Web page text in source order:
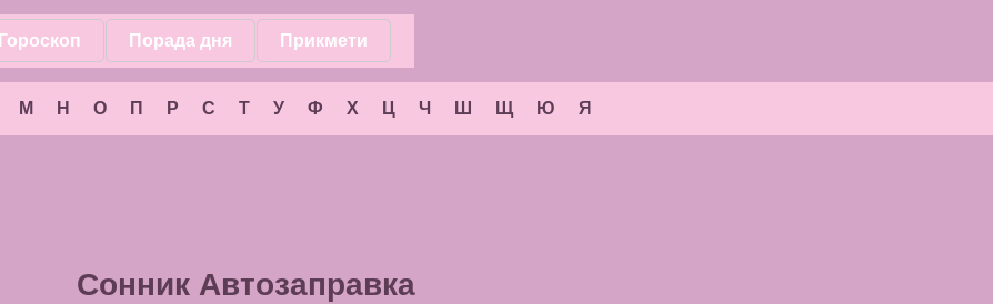
Гороскоп Порада дня Прикмети
М Н О П Р С Т У Ф Х Ц Ч Ш Щ Ю Я
Сонник Автозаправка